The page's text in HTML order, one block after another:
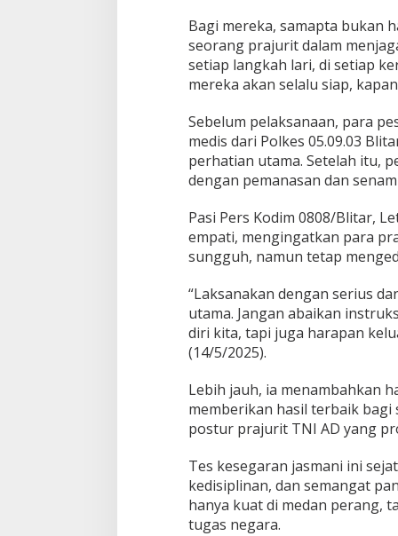
i
r
Bagi mereka, samapta bukan
seorang prajurit dalam
setiap langkah lari, di setiap
mereka akan selalu siap,
Sebelum pelaksanaan, para
medis dari Polkes 05.09.03
perhatian utama. Setelah itu,
dengan pemanasan dan
Pasi Pers Kodim 0808/Blitar,
empati, mengingatkan para
sungguh, namun tetap
“Laksanakan dengan serius
utama. Jangan abaikan
diri kita, tapi juga harapan
(14/5/2025).
Lebih jauh, ia menambahkan
memberikan hasil terbaik
postur prajurit TNI AD yang
Tes kesegaran jasmani ini
kedisiplinan, dan semangat
hanya kuat di medan perang,
tugas negara.